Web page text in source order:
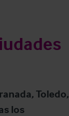
Toledo,
los